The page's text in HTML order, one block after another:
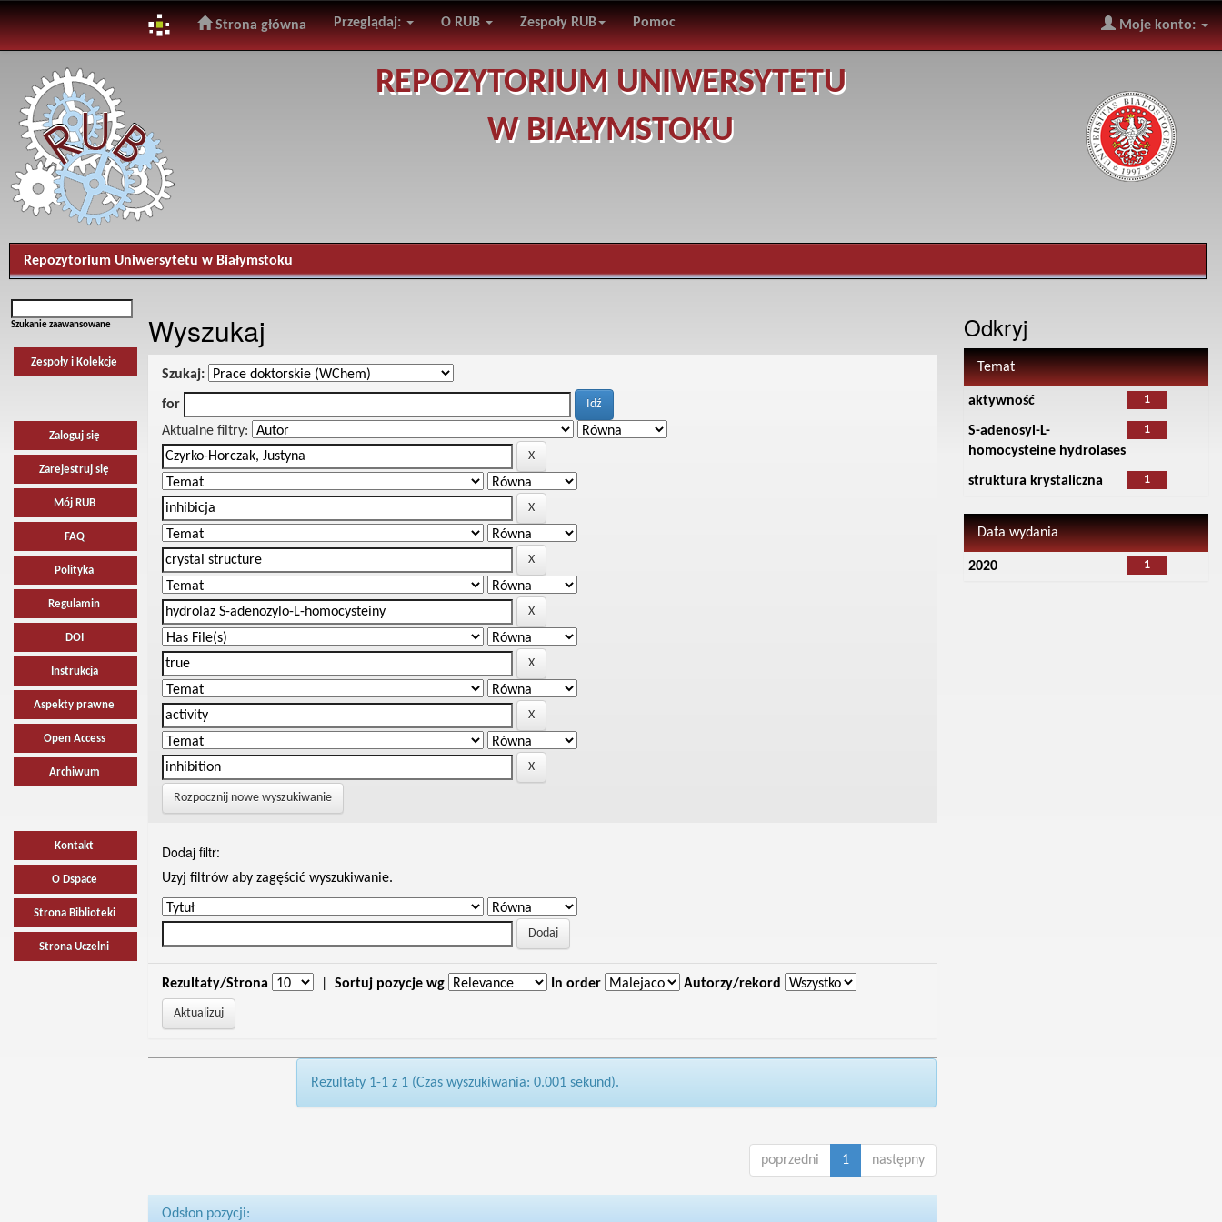
navigation
Strona główna Przeglądaj: O RUB Zespoły RUB Pomoc Moje konto:
REPOZYTORIUM UNIWERSYTETU
W BIAŁYMSTOKU
Repozytorium Uniwersytetu w Białymstoku
Szukanie zaawansowane
Zespoły i Kolekcje
Zaloguj się
Zarejestruj się
Mój RUB
FAQ
Polityka
Regulamin
DOI
Instrukcja
Aspekty prawne
Open Access
Archiwum
Kontakt
O Dspace
Strona Biblioteki
Strona Uczelni
Wyszukaj
Szukaj:
for
Aktualne filtry:
Rozpocznij nowe wyszukiwanie
Dodaj filtr:
Uzyj filtrów aby zagęścić wyszukiwanie.
Rezultaty/Strona Sortuj pozycje wg In order Autorzy/rekord
Rezultaty 1-1 z 1 (Czas wyszukiwania: 0.001 sekund).
poprzedni 1 następny
Odsłon pozycji:
Odkryj
Temat
1
aktywność
1
S-adenosyl-L-
homocysteine hydrolases
1
struktura krystaliczna
Data wydania
1
2020